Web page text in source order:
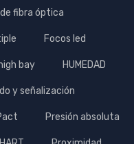
fibra óptica
Focos led
high bay HUMEDAD
y señalización
Presión absoluta